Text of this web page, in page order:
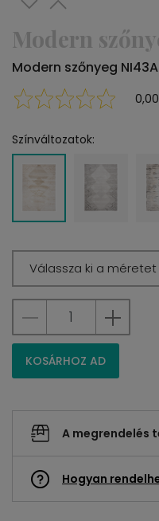
Modern
Modern szőnyeg NI43A
0,00
Színváltozatok:
Válassza ki a méretet
KOSÁRHOZ AD
A megrendelés
Hogyan